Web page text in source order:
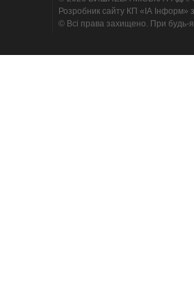
Розробник сайту КП «ІА Інформ»
© Всі права захищено. При будь-